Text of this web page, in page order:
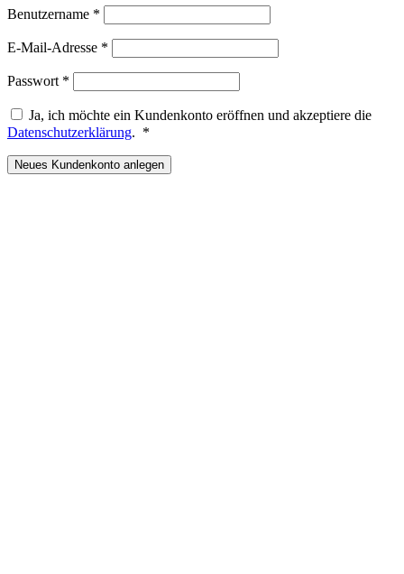
Benutzername *
E-Mail-Adresse *
Passwort *
Ja, ich möchte ein Kundenkonto eröffnen und akzeptiere die
Datenschutzerklärung. *
Neues Kundenkonto anlegen